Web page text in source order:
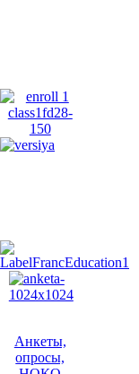
Анкеты,
опросы,